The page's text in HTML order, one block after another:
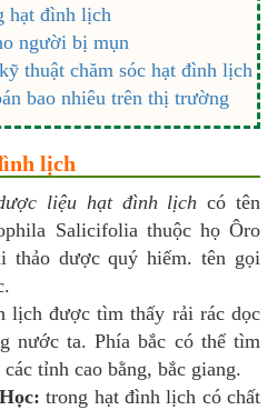
hạt đình lịch
người bị mụn
thuật chăm sóc hạt đình lịch
bao nhiêu trên thị trường
lịch
liệu hạt đình lịch có tên
Salicifolia thuộc họ Ôro
thảo dược quý hiếm. tên gọi
lịch được tìm thấy rải rác dọc
nước ta. Phía bắc có thể tìm
tỉnh cao bằng, bắc giang.
trong hạt đình lịch có chất